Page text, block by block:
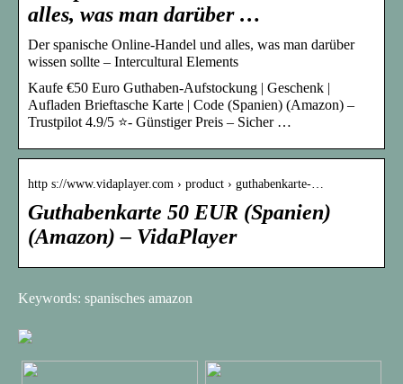
alles, was man darüber …
Der spanische Online-Handel und alles, was man darüber
wissen sollte – Intercultural Elements
Kaufe €50 Euro Guthaben-Aufstockung | Geschenk |
Aufladen Brieftasche Karte | Code (Spanien) (Amazon) –
Trustpilot 4.9/5 ⭐- Günstiger Preis – Sicher …
http s://www.vidaplayer.com › product › guthabenkarte-…
Guthabenkarte 50 EUR (Spanien)
(Amazon) – VidaPlayer
Keywords: spanisches amazon